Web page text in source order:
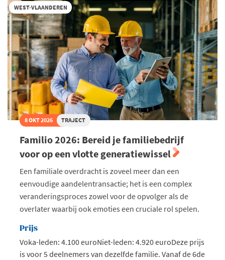
WEST-VLAANDEREN
8 OKT 2026 TRAJECT
Familio 2026: Bereid je familiebedrijf
voor op een vlotte generatiewissel
Een familiale overdracht is zoveel meer dan een
eenvoudige aandelentransactie; het is een complex
veranderingsproces zowel voor de opvolger als de
overlater waarbij ook emoties een cruciale rol spelen.
Prijs
Voka-leden: 4.100 euroNiet-leden: 4.920 euroDeze prijs
is voor 5 deelnemers van dezelfde familie. Vanaf de 6de